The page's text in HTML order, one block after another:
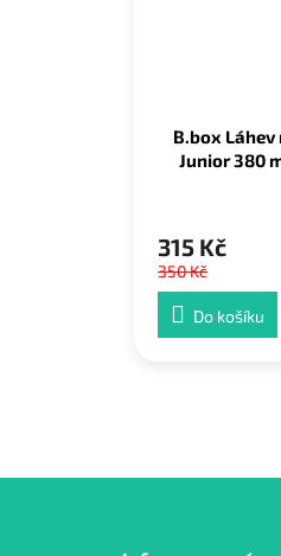
B.box
Junior 380
315 Kč
350 Kč
Do košíku